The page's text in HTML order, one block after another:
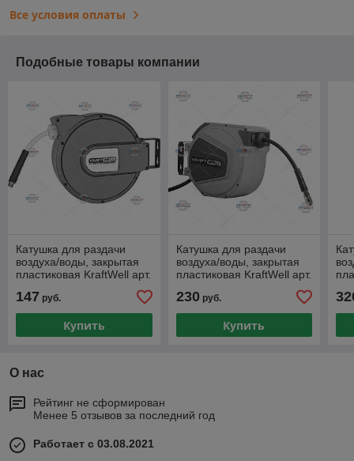
Все условия оплаты
Подобные товары компании
Катушка для раздачи
воздуха/воды, закрытая
пластиковая KraftWell арт.
147 руб.
Купить
Катушка для раздачи
воздуха/воды, закрытая
пластиковая KraftWell арт.
230руб.
Купить
О нас
Рейтинг не сформирован
Менее 5 отзывов за последний год
Работает с 03.08.2021